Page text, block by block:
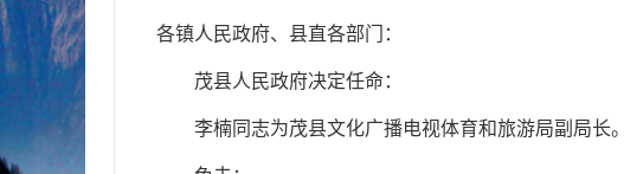
各镇人民政府、县直各部门：
茂县人民政府决定任命：
李楠同志为茂县文化广播电视体育和旅游局副局长。